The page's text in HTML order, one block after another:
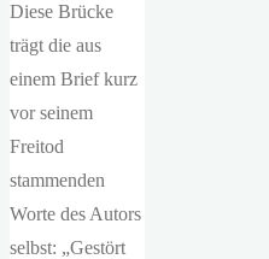
Diese Brücke
trägt die aus
einem Brief kurz
vor seinem
Freitod
stammenden
Worte des Autors
selbst: „Gestört